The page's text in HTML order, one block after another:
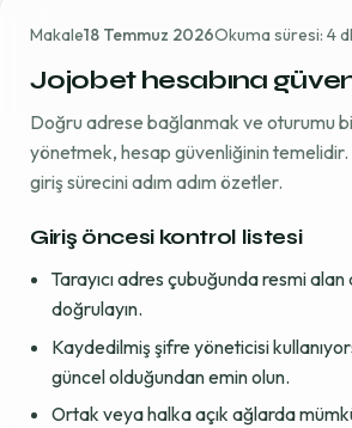
Makale18 Temmuz 2026Okuma süresi: 4
Jojobet hesabına
Doğru adrese bağlanmak ve oturumu
yönetmek, hesap güvenliğinin temelidir.
giriş sürecini adım adım özetler.
Giriş öncesi kontrol listesi
Tarayıcı adres çubuğunda resmi alan
doğrulayın.
Kaydedilmiş şifre yöneticisi
güncel olduğundan emin olun.
Ortak veya halka açık ağlarda